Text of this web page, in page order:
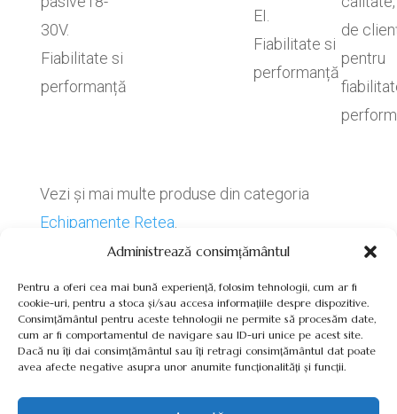
Administrează consimțământul
Pentru a oferi cea mai bună experiență, folosim tehnologii, cum ar fi
cookie-uri, pentru a stoca și/sau accesa informațiile despre dispozitive.
Consimțământul pentru aceste tehnologii ne permite să procesăm date,
cum ar fi comportamentul de navigare sau ID-uri unice pe acest site.
Dacă nu îți dai consimțământul sau îți retragi consimțământul dat poate
avea afecte negative asupra unor anumite funcționalități și funcții.
30V.
Fiabilitate si
performanță
EI.
Fiabilitate si
performanță
de
pentru
Vezi și mai multe produse din categoria
Echipamente Retea
Termeni, Condiții & Protecția Datelor (GDPR)